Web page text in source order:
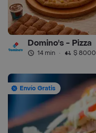
Domino's - Pizza
14 min · $ 8000
Envío Gratis